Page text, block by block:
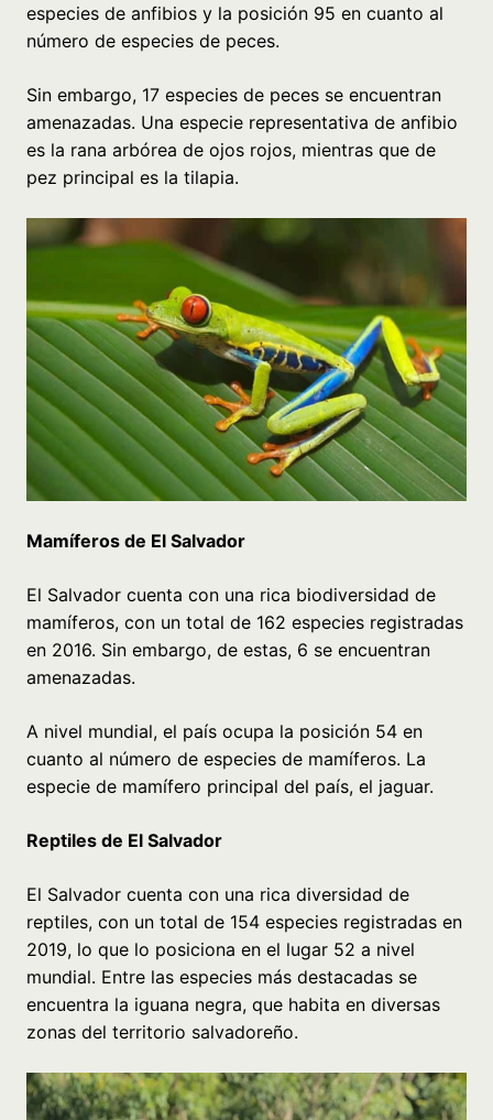
especies de anfibios y la posición 95 en cuanto al
número de especies de peces.
Sin embargo, 17 especies de peces se encuentran
amenazadas. Una especie representativa de anfibio
es la rana arbórea de ojos rojos, mientras que de
pez principal es la tilapia.
Mamíferos de El Salvador
El Salvador cuenta con una rica biodiversidad de
mamíferos, con un total de 162 especies registradas
en 2016. Sin embargo, de estas, 6 se encuentran
amenazadas.
A nivel mundial, el país ocupa la posición 54 en
cuanto al número de especies de mamíferos. La
especie de mamífero principal del país, el jaguar.
Reptiles de El Salvador
El Salvador cuenta con una rica diversidad de
reptiles, con un total de 154 especies registradas en
2019, lo que lo posiciona en el lugar 52 a nivel
mundial. Entre las especies más destacadas se
encuentra la iguana negra, que habita en diversas
zonas del territorio salvadoreño.